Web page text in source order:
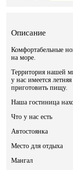
Описание
Комфортабельные
на море.
Территория нашей
у нас имеется
приготовить пищу.
Наша гостиница
Что у нас есть
Автостоянка
Место для отдыха
Мангал